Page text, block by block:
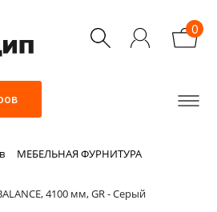
0
МЕБЕЛЬНАЯ ФУРНИТУРА
4100 мм, GR - Серый